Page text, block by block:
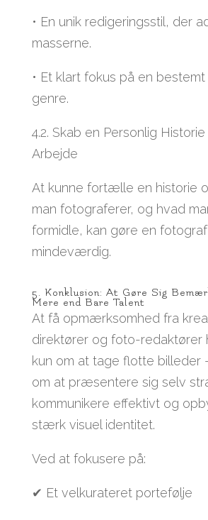
• En unik redigeringsstil, der
masserne.
• Et klart fokus på en
genre.
4.2. Skab en Personlig
Arbejde
At kunne fortælle en historie
man fotograferer, og hvad
formidle, kan gøre en
mindeværdig.
5. Konklusion: At Gøre Sig
Mere end Bare Talent
At få opmærksomhed fra
direktører og foto-redaktører
kun om at tage flotte billeder
om at præsentere sig selv
kommunikere effektivt og
stærk visuel identitet.
Ved at fokusere på:
✔ Et velkurateret portefølje